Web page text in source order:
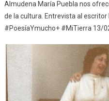
Almudena María Puebla nos
de la cultura. Entrevista al escritor
#PoesíaYmucho+ #MiTierra 13/